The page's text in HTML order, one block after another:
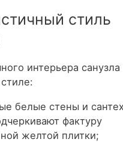
стиль
интерьера санузла
белые стены и
фактуру
желтой плитки;